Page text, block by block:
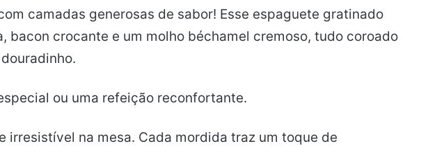
camadas generosas de sabor! Esse espaguete gratinado
bacon crocante e um molho béchamel cremoso, tudo coroado
ou uma refeição reconfortante.
irresistível na mesa. Cada mordida traz um toque de